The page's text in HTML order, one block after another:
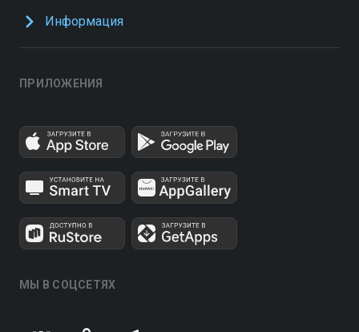
Информация
ПРИЛОЖЕНИЯ
МЫ В СОЦСЕТЯХ